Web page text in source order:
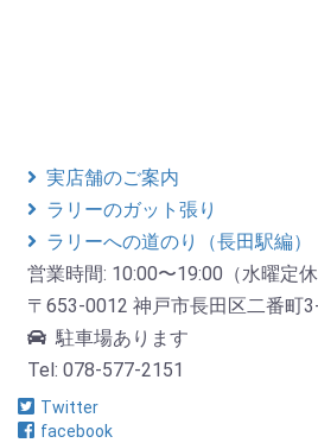
実店舗のご案内
ラリーのガット張り
ラリーへの道のり（長田駅編）
営業時間: 10:00〜19:00（水曜定休
〒653-0012 神戸市長田区二番町
駐車場あります
Tel: 078-577-2151
Twitter
facebook